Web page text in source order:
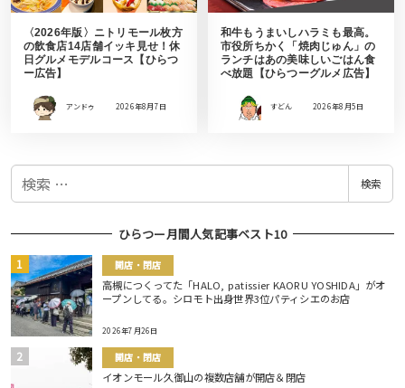
〈2026年版〉ニトリモール枚方
の飲食店14店舗イッキ見せ！休
日グルメモデルコース【ひらつ
ー広告】
アンドゥ 2026年8月7日
和牛もうまいしハラミも最高。
市役所ちかく「焼肉じゅん」の
ランチはあの美味しいごはん食
べ放題【ひらつーグルメ広告】
すどん 2026年8月5日
検
検索
ひらつー月間人気記事ベスト10
開店・閉店
高槻につくってた「HALO, patissier KAORU YOSHIDA」がオ
ープンしてる。シロモト出身世界3位パティシエのお店
2026年7月26日
開店・閉店
イオンモール久御山の複数店舗が開店＆閉店